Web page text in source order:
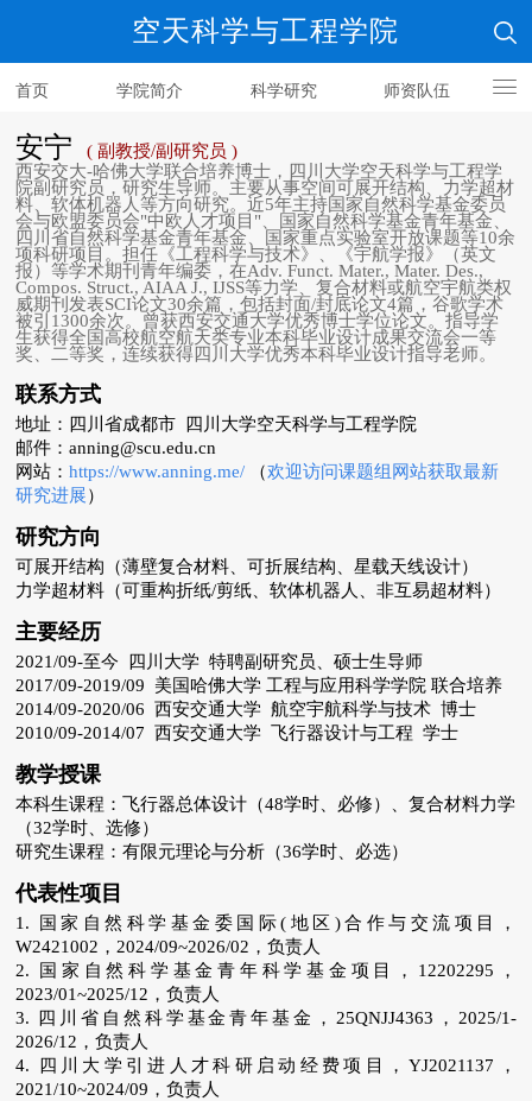
空天科学与工程学院
首页 学院简介 科学研究 师资队伍
人才培养
安宁( 副教授/副研究员 )
西安交大-哈佛大学联合培养博士，四川大学空天科学与工程学
院副研究员，研究生导师。主要从事空间可展开结构、力学超材
料、软体机器人等方向研究。近5年主持国家自然科学基金委员
会与欧盟委员会"中欧人才项目"、国家自然科学基金青年基金、
四川省自然科学基金青年基金、国家重点实验室开放课题等10余
项科研项目。担任《工程科学与技术》、《宇航学报》（英文
报）等学术期刊青年编委，在Adv. Funct. Mater., Mater. Des.,
Compos. Struct., AIAA J., IJSS等力学、复合材料或航空宇航类权
威期刊发表SCI论文30余篇，包括封面/封底论文4篇，谷歌学术
被引1300余次。曾获西安交通大学优秀博士学位论文。指导学
生获得全国高校航空航天类专业本科毕业设计成果交流会一等
奖、二等奖，连续获得四川大学优秀本科毕业设计指导老师。
联系方式
地址：四川省成都市 四川大学空天科学与工程学院
邮件：anning@scu.edu.cn
网站：https://www.anning.me/ （欢迎访问课题组网站获取最新
研究进展）
研究方向
可展开结构（薄壁复合材料、可折展结构、星载天线设计）
力学超材料（可重构折纸/剪纸、软体机器人、非互易超材料）
主要经历
2021/09-至今 四川大学 特聘副研究员、硕士生导师
2017/09-2019/09 美国哈佛大学 工程与应用科学学院 联合培养
2014/09-2020/06 西安交通大学 航空宇航科学与技术 博士
2010/09-2014/07 西安交通大学 飞行器设计与工程 学士
教学授课
本科生课程：飞行器总体设计（48学时、必修）、复合材料力学
（32学时、选修）
研究生课程：有限元理论与分析（36学时、必选）
代表性项目
1. 国家自然科学基金委国际(地区)合作与交流项目，
W2421002，2024/09~2026/02，负责人
2. 国家自然科学基金青年科学基金项目，12202295，
2023/01~2025/12，负责人
3. 四川省自然科学基金青年基金，25QNJJ4363，2025/1-
2026/12，负责人
4. 四川大学引进人才科研启动经费项目，YJ2021137，
2021/10~2024/09，负责人